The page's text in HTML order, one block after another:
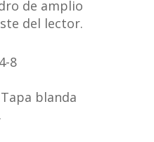
de amplio
del lector.
8
Tapa blanda